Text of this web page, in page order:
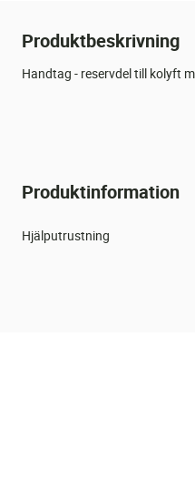
Produktbeskrivning
Handtag - reservdel till kolyft
Produktinformation
Hjälputrustning